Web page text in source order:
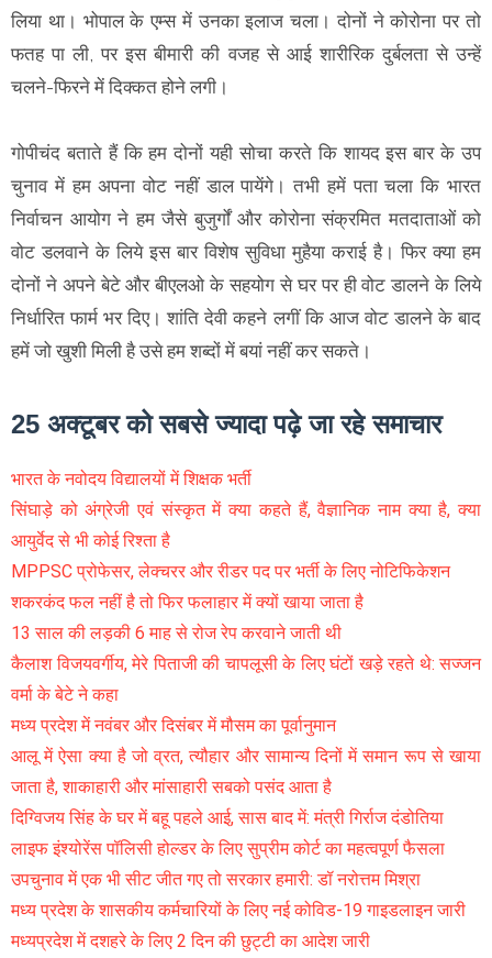
लिया था। भोपाल के एम्स में उनका इलाज चला। दोनों ने कोरोना पर तो
फतह पा ली, पर इस बीमारी की वजह से आई शारीरिक दुर्बलता से उन्हें
चलने-फिरने में दिक्कत होने लगी।
गोपीचंद बताते हैं कि हम दोनों यही सोचा करते कि शायद इस बार के उप
चुनाव में हम अपना वोट नहीं डाल पायेंगे। तभी हमें पता चला कि भारत
निर्वाचन आयोग ने हम जैसे बुजुर्गों और कोरोना संक्रमित मतदाताओं को
वोट डलवाने के लिये इस बार विशेष सुविधा मुहैया कराई है। फिर क्या हम
दोनों ने अपने बेटे और बीएलओ के सहयोग से घर पर ही वोट डालने के लिये
निर्धारित फार्म भर दिए। शांति देवी कहने लगीं कि आज वोट डालने के बाद
हमें जो खुशी मिली है उसे हम शब्दों में बयां नहीं कर सकते।
25 अक्टूबर को सबसे ज्यादा पढ़े जा रहे समाचार
भारत के नवोदय विद्यालयों में शिक्षक भर्ती
सिंघाड़े को अंग्रेजी एवं संस्कृत में क्या कहते हैं, वैज्ञानिक नाम क्या है, क्या
आयुर्वेद से भी कोई रिश्ता है
MPPSC प्रोफेसर, लेक्चरर और रीडर पद पर भर्ती के लिए नोटिफिकेशन
शकरकंद फल नहीं है तो फिर फलाहार में क्यों खाया जाता है
13 साल की लड़की 6 माह से रोज रेप करवाने जाती थी
कैलाश विजयवर्गीय, मेरे पिताजी की चापलूसी के लिए घंटों खड़े रहते थे: सज्जन
वर्मा के बेटे ने कहा
मध्य प्रदेश में नवंबर और दिसंबर में मौसम का पूर्वानुमान
आलू में ऐसा क्या है जो व्रत, त्यौहार और सामान्य दिनों में समान रूप से खाया
जाता है, शाकाहारी और मांसाहारी सबको पसंद आता है
दिग्विजय सिंह के घर में बहू पहले आई, सास बाद में: मंत्री गिर्राज दंडोतिया
लाइफ इंश्योरेंस पॉलिसी होल्डर के लिए सुप्रीम कोर्ट का महत्वपूर्ण फैसला
उपचुनाव में एक भी सीट जीत गए तो सरकार हमारी: डॉ नरोत्तम मिश्रा
मध्य प्रदेश के शासकीय कर्मचारियों के लिए नई कोविड-19 गाइडलाइन जारी
मध्यप्रदेश में दशहरे के लिए 2 दिन की छुट्टी का आदेश जारी